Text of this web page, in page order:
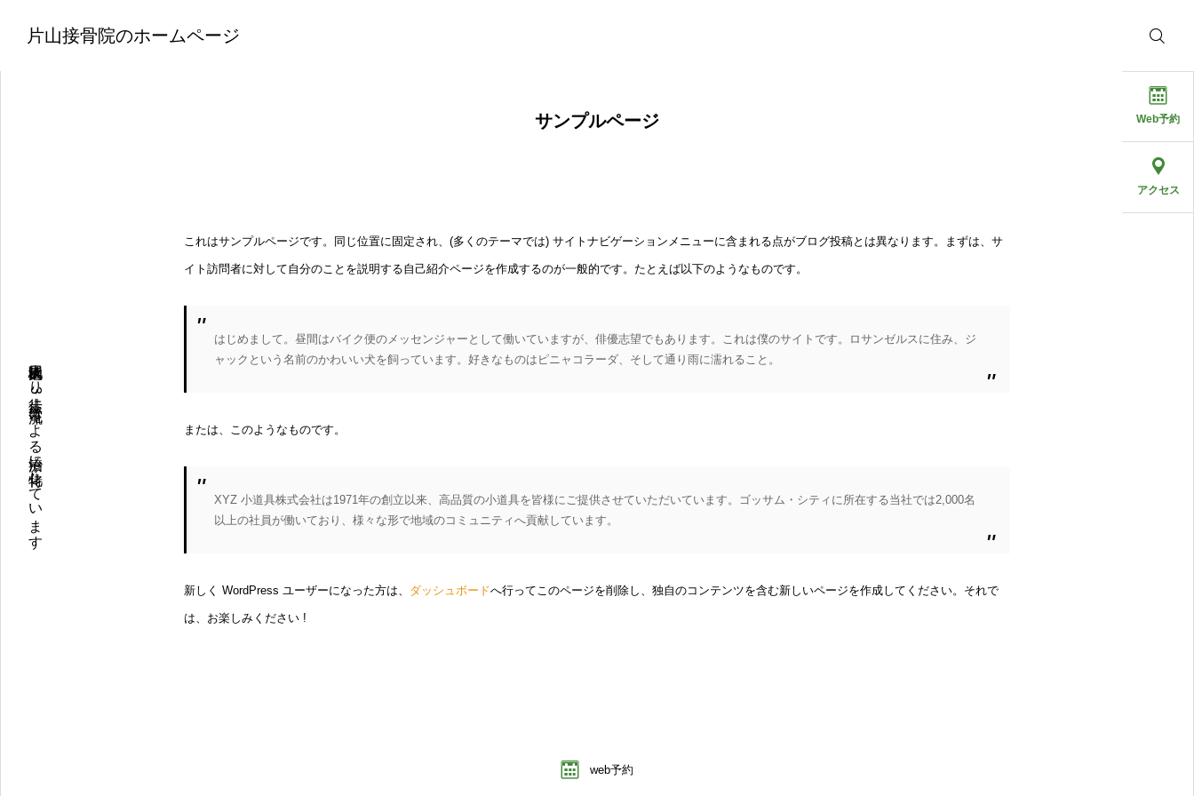
片山接骨院のホームページ
池尻大橋駅より徒歩3分 電流による治療に特化しています
Web予約
アクセス
サンプルページ
これはサンプルページです。同じ位置に固定され、(多くのテーマでは) サイトナビゲーションメニューに含まれる点がブログ投稿とは異なります。まずは、サ
イト訪問者に対して自分のことを説明する自己紹介ページを作成するのが一般的です。たとえば以下のようなものです。
はじめまして。昼間はバイク便のメッセンジャーとして働いていますが、俳優志望でもあります。これは僕のサイトです。ロサンゼルスに住み、ジ
ャックという名前のかわいい犬を飼っています。好きなものはピニャコラーダ、そして通り雨に濡れること。
または、このようなものです。
XYZ 小道具株式会社は1971年の創立以来、高品質の小道具を皆様にご提供させていただいています。ゴッサム・シティに所在する当社では2,000名
以上の社員が働いており、様々な形で地域のコミュニティへ貢献しています。
新しく WordPress ユーザーになった方は、 ダッシュボードへ行ってこのページを削除し、独自のコンテンツを含む新しいページを作成してください。それで
は、お楽しみください !
web予約